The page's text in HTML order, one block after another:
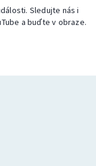
Sledujte nás i
a buďte v obraze.